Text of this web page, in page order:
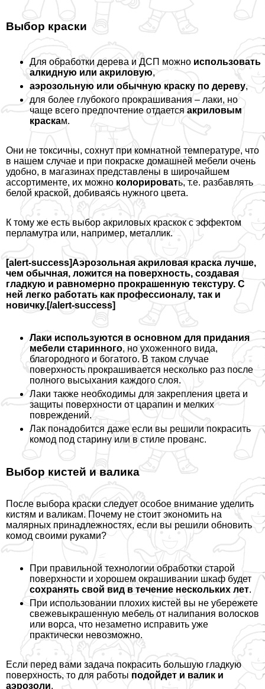
Выбор краски
Для обработки дерева и ДСП можно использовать
алкидную или акриловую,
аэрозольную или обычную краску по дереву,
для более глубокого прокрашивания – лаки, но
чаще всего предпочтение отдается акриловым
краскам.
Они не токсичны, сохнут при комнатной температуре, что
в нашем случае и при покраске домашней мебели очень
удобно, в магазинах представлены в широчайшем
ассортименте, их можно колорировать, т.е. разбавлять
белой краской, добиваясь нужного цвета.
К тому же есть выбор акриловых краскок с эффектом
перламутра или, например, металлик.
[alert-success]Аэрозольная акриловая краска лучше,
чем обычная, ложится на поверхность, создавая
гладкую и равномерно прокрашенную текстуру. С
ней легко работать как профессионалу, так и
новичку.[/alert-success]
Лаки используются в основном для придания
мебели старинного, но ухоженного вида,
благородного и богатого. В таком случае
поверхность прокрашивается несколько раз после
полного высыхания каждого слоя.
Лаки также необходимы для закрепления цвета и
защиты поверхности от царапин и мелких
повреждений.
Лак понадобится даже если вы решили покрасить
комод под старину или в стиле прованс.
Выбор кистей и валика
После выбора краски следует особое внимание уделить
кистям и валикам. Почему не стоит экономить на
малярных принадлежностях, если вы решили обновить
комод своими руками?
При правильной технологии обработки старой
поверхности и хорошем окрашивании шкаф будет
сохранять свой вид в течение нескольких лет.
При использовании плохих кистей вы не убережете
свежевыкрашенную мебель от налипания волосков
или ворса, что незаметно исправить уже
пpaктически невозможно.
Если перед вами задача покрасить большую гладкую
поверхность, то для работы подойдет и валик и
аэрозоли.